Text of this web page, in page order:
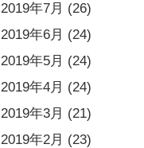
2019年7月 (26)
2019年6月 (24)
2019年5月 (24)
2019年4月 (24)
2019年3月 (21)
2019年2月 (23)